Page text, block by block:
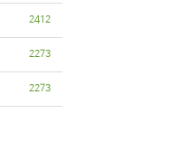
2412
2273
2273